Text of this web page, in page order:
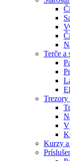
Terče a
Trezory
Kurzy a